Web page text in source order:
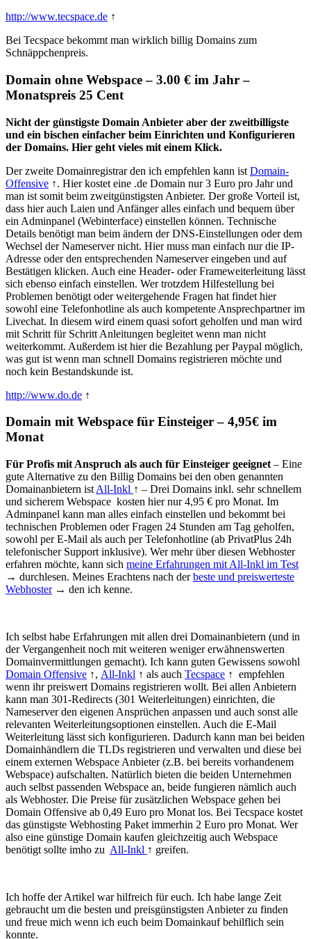
http://www.tecspace.de ↑
Bei Tecspace bekommt man wirklich billig Domains zum
Schnäppchenpreis.
Domain ohne Webspace – 3.00 € im Jahr –
Monatspreis 25 Cent
Nicht der günstigste Domain Anbieter aber der zweitbilligste
und ein bischen einfacher beim Einrichten und Konfigurieren
der Domains. Hier geht vieles mit einem Klick.
Der zweite Domainregistrar den ich empfehlen kann ist Domain-
Offensive ↑. Hier kostet eine .de Domain nur 3 Euro pro Jahr und
man ist somit beim zweitgünstigsten Anbieter. Der große Vorteil ist,
dass hier auch Laien und Anfänger alles einfach und bequem über
ein Adminpanel (Webinterface) einstellen können. Technische
Details benötigt man beim ändern der DNS-Einstellungen oder dem
Wechsel der Nameserver nicht. Hier muss man einfach nur die IP-
Adresse oder den entsprechenden Nameserver eingeben und auf
Bestätigen klicken. Auch eine Header- oder Frameweiterleitung lässt
sich ebenso einfach einstellen. Wer trotzdem Hilfestellung bei
Problemen benötigt oder weitergehende Fragen hat findet hier
sowohl eine Telefonhotline als auch kompetente Ansprechpartner im
Livechat. In diesem wird einem quasi sofort geholfen und man wird
mit Schritt für Schritt Anleitungen begleitet wenn man nicht
weiterkommt. Außerdem ist hier die Bezahlung per Paypal möglich,
was gut ist wenn man schnell Domains registrieren möchte und
noch kein Bestandskunde ist.
http://www.do.de ↑
Domain mit Webspace für Einsteiger – 4,95€ im
Monat
Für Profis mit Anspruch als auch für Einsteiger geeignet – Eine
gute Alternative zu den Billig Domains bei den oben genannten
Domainanbietern ist All-Inkl ↑ – Drei Domains inkl. sehr schnellem
und sicherem Webspace kosten hier nur 4,95 € pro Monat. Im
Adminpanel kann man alles einfach einstellen und bekommt bei
technischen Problemen oder Fragen 24 Stunden am Tag geholfen,
sowohl per E-Mail als auch per Telefonhotline (ab PrivatPlus 24h
telefonischer Support inklusive). Wer mehr über diesen Webhoster
erfahren möchte, kann sich meine Erfahrungen mit All-Inkl im Test
→ durchlesen. Meines Erachtens nach derbeste und preiswerteste
Webhoster→ den ich kenne.
Ich selbst habe Erfahrungen mit allen drei Domainanbietern (und in
der Vergangenheit noch mit weiteren weniger erwähnenswerten
Domainvermittlungen gemacht). Ich kann guten Gewissens sowohl
Domain Offensive ↑, All-Inkl ↑ als auch Tecspace ↑ empfehlen
wenn ihr preiswert Domains registrieren wollt. Bei allen Anbietern
kann man 301-Redirects (301 Weiterleitungen) einrichten, die
Nameserver den eigenen Ansprüchen anpassen und auch sonst alle
relevanten Weiterleitungsoptionen einstellen. Auch die E-Mail
Weiterleitung lässt sich konfigurieren. Dadurch kann man bei beiden
Domainhändlern die TLDs registrieren und verwalten und diese bei
einem externen Webspace Anbieter (z.B. bei bereits vorhandenem
Webspace) aufschalten. Natürlich bieten die beiden Unternehmen
auch selbst passenden Webspace an, beide fungieren nämlich auch
als Webhoster. Die Preise für zusätzlichen Webspace gehen bei
Domain Offensive ab 0,49 Euro pro Monat los. Bei Tecspace kostet
das günstigste Webhosting Paket immerhin 2 Euro pro Monat. Wer
also eine günstige Domain kaufen gleichzeitig auch Webspace
benötigt sollte imho zu All-Inkl ↑ greifen.
Ich hoffe der Artikel war hilfreich für euch. Ich habe lange Zeit
gebraucht um die besten und preisgünstigsten Anbieter zu finden
und freue mich wenn ich euch beim Domainkauf behilflich sein
konnte.